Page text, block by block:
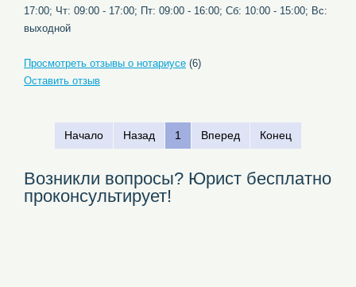
17:00; Чт: 09:00 - 17:00; Пт: 09:00 - 16:00; Сб: 10:00 - 15:00; Вс:
выходной
Просмотреть отзывы о нотариусе (6)
Оставить отзыв
Начало Назад 1 Вперед Конец
Возникли вопросы? Юрист бесплатно
проконсультирует!